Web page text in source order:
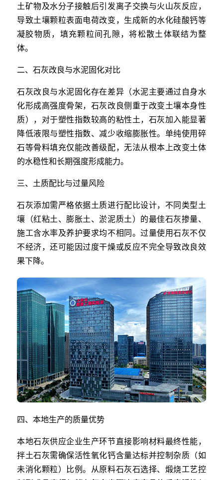
土矿物及水分子接触后引发离子交换与火山灰反应，
导致土壤颗粒表面电荷改变，生成新的水化硅酸钙等
凝胶物质，填充颗粒间孔隙，将松散土体联结为整
体。
二、石灰改良与水泥固化对比
石灰改良与水泥固化存在差异（水泥主要通过自身水
化形成高强度骨架，石灰改良侧重于改变土壤本身性
质），对于塑性指数较高的粘性土，石灰加入能显著
降低液限与塑性指数、减少收缩膨胀性。单纯使用碎
石等骨料填充仅能改善级配，无法从根本上改变土体
的水稳性和长期强度形成能力。
三、土质配比与过量风险
石灰添加需严格依据土质进行配比设计，不同类型土
壤（红粘土、膨胀土、淤泥质土）的最佳石灰掺量、
施工含水率及养护要求均不相同。过量使用石灰不仅
不经济，还可能因过度干燥或反应不完全导致改良效
果下降。
四、本地生产的质量优势
本地石灰供应企业生产环节直接影响材料最终性能，
拌土石灰需确保活性氧化钙含量达标并控制杂质（如
未消化颗粒）比例。从原料石灰石选择、煅烧工艺控